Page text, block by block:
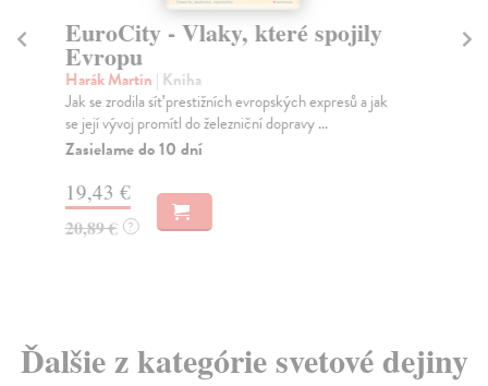
EuroCity - Vlaky, které spojily
Evropu
Harák Martin | Kniha
Jak se zrodila síť prestižních evropských expresů a jak
se její vývoj promítl do železniční dopravy ...
Zasielame do 10 dní
19,43 €
20,89 € ?
Ďalšie z kategórie svetové dejiny